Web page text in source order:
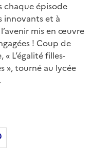
chaque épisode
innovants et à
mis en œuvre
! Coup de
L’égalité filles-
», tourné au lycée
par email